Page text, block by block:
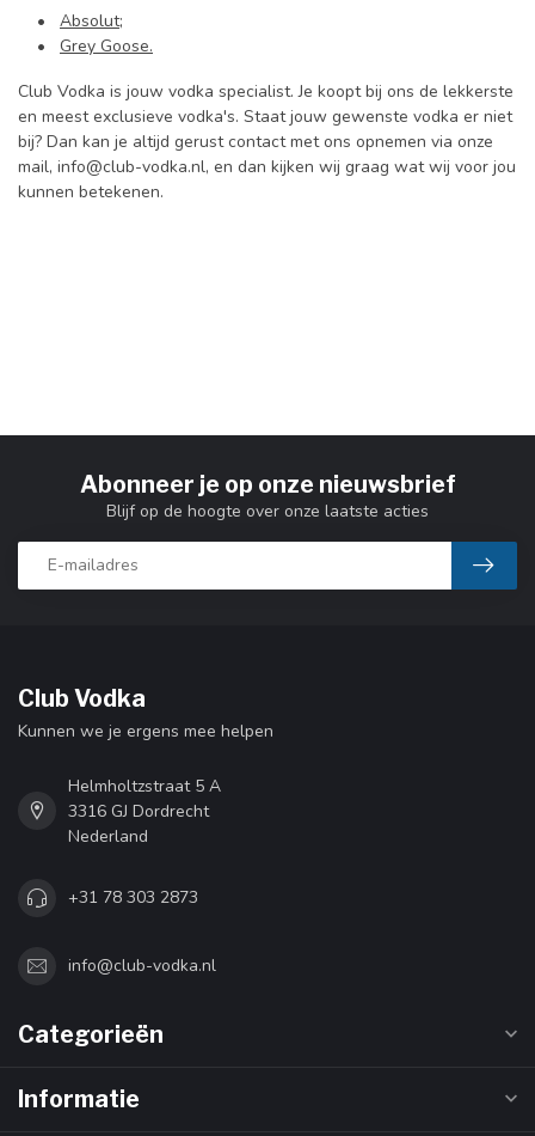
• Absolut;
• Grey Goose.
Club Vodka is jouw vodka specialist. Je koopt bij ons de lekkerste
en meest exclusieve vodka's. Staat jouw gewenste vodka er niet
bij? Dan kan je altijd gerust contact met ons opnemen via onze
mail, info@club-vodka.nl, en dan kijken wij graag wat wij voor jou
kunnen betekenen.
Abonneer je op onze nieuwsbrief
Blijf op de hoogte over onze laatste acties
Club Vodka
Kunnen we je ergens mee helpen
Helmholtzstraat 5 A
3316 GJ Dordrecht
Nederland
+31 78 303 2873
info@club-vodka.nl
Categorieën
Informatie